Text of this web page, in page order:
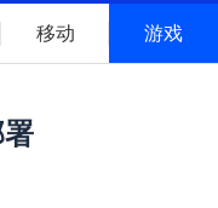
移动 游戏